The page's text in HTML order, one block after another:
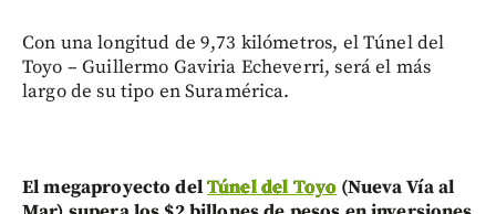
Con una longitud de 9,73 kilómetros, el Túnel del
Toyo – Guillermo Gaviria Echeverri, será el más
largo de su tipo en Suramérica.
El megaproyecto delTúnel del Toyo(Nueva Vía al